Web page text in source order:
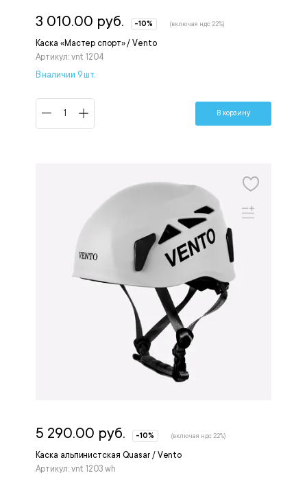
Каска «Мастер спорт» / Vento
Артикул: vnt 1204
3 010.00 руб. -10% (включая ндс 22%)
В наличии 9 шт.
В корзину
Каска альпинистская Quasar / Vento
Артикул: vnt 1203 wh
5 290.00 руб. -10% (включая ндс 22%)